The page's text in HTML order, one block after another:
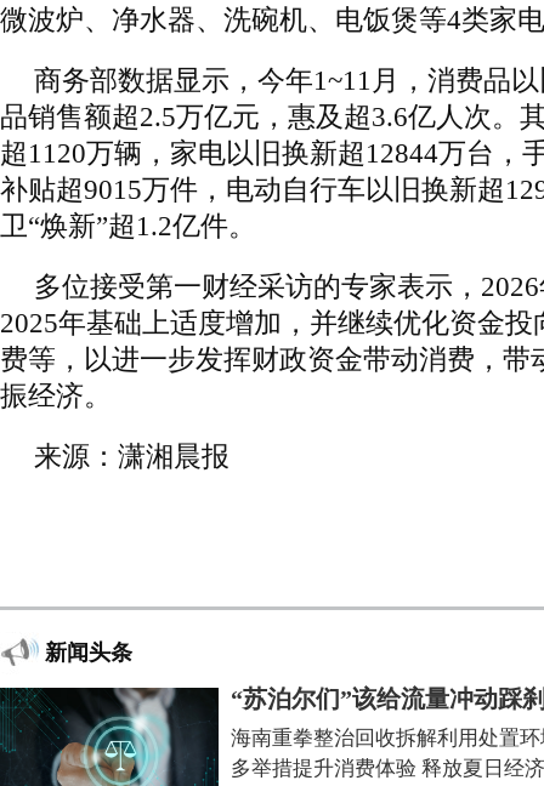
微波炉、净水器、洗碗机、电饭煲等4类家
商务部数据显示，今年1~11月，消费品
品销售额超2.5万亿元，惠及超3.6亿人次。
超1120万辆，家电以旧换新超12844万台，
补贴超9015万件，电动自行车以旧换新超
卫“焕新”超1.2亿件。
多位接受第一财经采访的专家表示，
2025年基础上适度增加，并继续优化资金
费等，以进一步发挥财政资金带动消费，带
振经济。
来源：潇湘晨报
新闻头条
“苏泊尔们”该给流量冲动踩
海南重拳整治回收拆解利用处置
多举措提升消费体验 释放夏日经